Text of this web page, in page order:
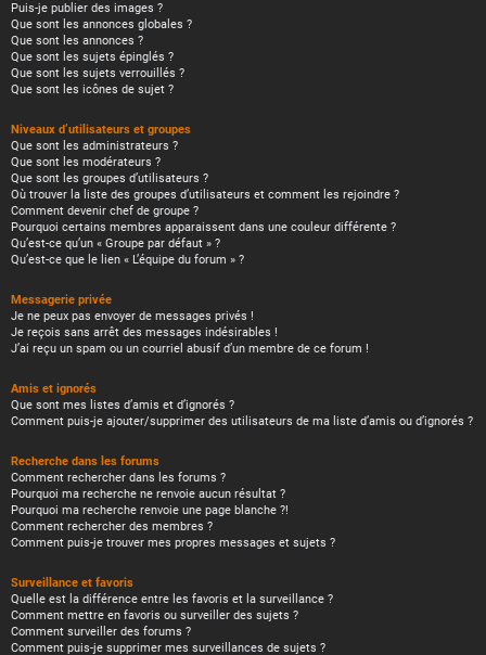
Puis-je publier des images ?
Que sont les annonces globales ?
Que sont les annonces ?
Que sont les sujets épinglés ?
Que sont les sujets verrouillés ?
Que sont les icônes de sujet ?
Niveaux d’utilisateurs et groupes
Que sont les administrateurs ?
Que sont les modérateurs ?
Que sont les groupes d’utilisateurs ?
Où trouver la liste des groupes d’utilisateurs et comment les rejoindre ?
Comment devenir chef de groupe ?
Pourquoi certains membres apparaissent dans une couleur différente ?
Qu’est-ce qu’un « Groupe par défaut » ?
Qu’est-ce que le lien « L’équipe du forum » ?
Messagerie privée
Je ne peux pas envoyer de messages privés !
Je reçois sans arrêt des messages indésirables !
J’ai reçu un spam ou un courriel abusif d’un membre de ce forum !
Amis et ignorés
Que sont mes listes d’amis et d’ignorés ?
Comment puis-je ajouter/supprimer des utilisateurs de ma liste d’amis ou d’ignorés ?
Recherche dans les forums
Comment rechercher dans les forums ?
Pourquoi ma recherche ne renvoie aucun résultat ?
Pourquoi ma recherche renvoie une page blanche ?!
Comment rechercher des membres ?
Comment puis-je trouver mes propres messages et sujets ?
Surveillance et favoris
Quelle est la différence entre les favoris et la surveillance ?
Comment mettre en favoris ou surveiller des sujets ?
Comment surveiller des forums ?
Comment puis-je supprimer mes surveillances de sujets ?